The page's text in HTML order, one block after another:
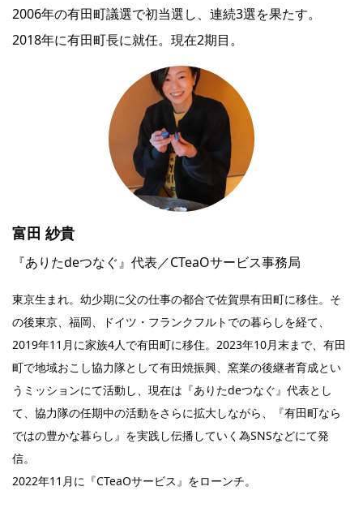
2006年の有田町議選で初当選し、連続3選を果たす。
2018年に有田町長に就任。現在2期目。
富田 紗貴
『ありたdeつなぐ』代表／CTeaOサービス事務局
東京生まれ。幼少期に父の仕事の都合で佐賀県有田町に移住。そ
の後東京、福岡、ドイツ・フランクフルトでの暮らしを経て、
2019年11月に家族4人で有田町に移住。2023年10月末まで、有田
町で地域おこし協力隊として有田焼振興、窯業の後継者育成とい
うミッションにて活動し、現在は『ありたdeつなぐ』代表とし
て、協力隊の任期中の活動をさらに拡大しながら、『有田町なら
ではの豊かな暮らし』を実践し伝播していく為SNSなどにて発
信。
2022年11月に『CTeaOサービス』をローンチ。